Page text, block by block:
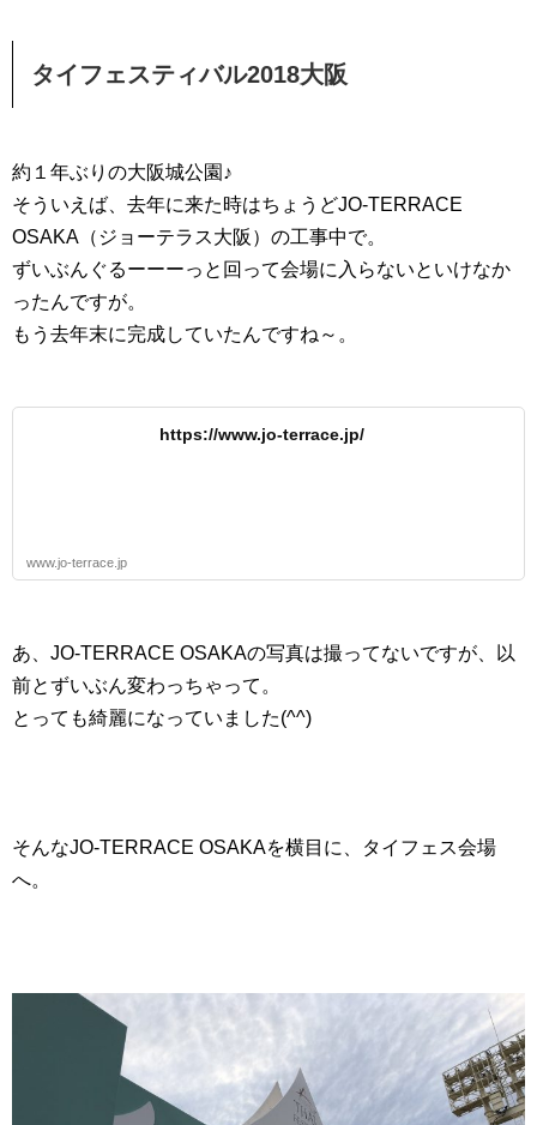
タイフェスティバル2018大阪
約１年ぶりの大阪城公園♪
そういえば、去年に来た時はちょうどJO-TERRACE
OSAKA（ジョーテラス大阪）の工事中で。
ずいぶんぐるーーーっと回って会場に入らないといけなか
ったんですが。
もう去年末に完成していたんですね～。
https://www.jo-terrace.jp/
www.jo-terrace.jp
あ、JO-TERRACE OSAKAの写真は撮ってないですが、以
前とずいぶん変わっちゃって。
とっても綺麗になっていました(^^)
そんなJO-TERRACE OSAKAを横目に、タイフェス会場
へ。